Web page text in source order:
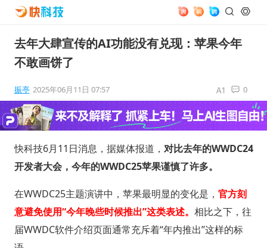
去年大肆宣传的AI功能没有兑现：苹果今年
不敢画饼了
振亭 2025年06月11日 07:57 0
快科技6月11日消息，据媒体报道， 对比去年的WWDC24
开发者大会，今年的WWDC25苹果谨慎了许多。
在WWDC25主题演讲中，苹果最明显的变化是， 官方刻
意避免使用“今年晚些时候推出”这类表述。 相比之下，往
届WWDC软件介绍页面通常充斥着“年内推出”这样的标